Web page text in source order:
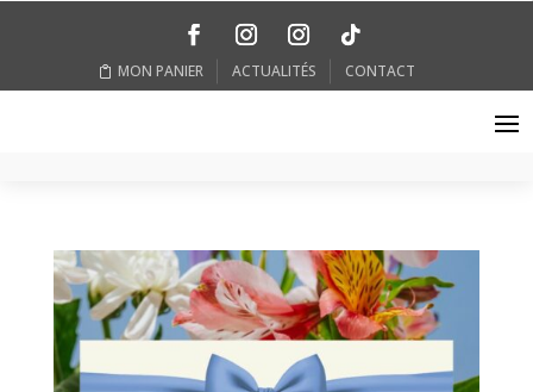
MON PANIER ACTUALITÉS CONTACT